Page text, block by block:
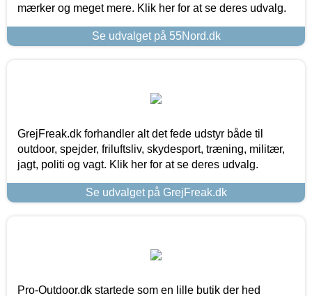
mærker og meget mere. Klik her for at se deres udvalg.
Se udvalget på 55Nord.dk
GrejFreak.dk forhandler alt det fede udstyr både til
outdoor, spejder, friluftsliv, skydesport, træning, militær,
jagt, politi og vagt. Klik her for at se deres udvalg.
Se udvalget på GrejFreak.dk
Pro-Outdoor.dk startede som en lille butik der hed